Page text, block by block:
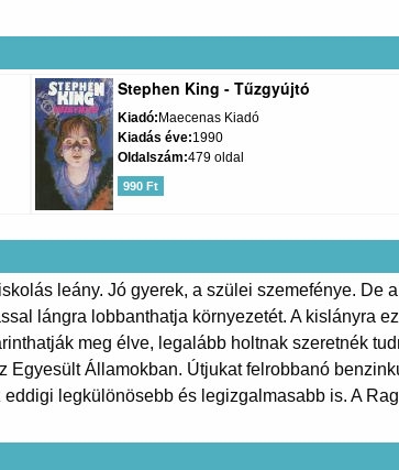
Stephen King - Tűzgyújtó
Kiadó Maecenas Kiadó
Kiadás éve 1990
Oldalszám 479 oldal
990 Ft
leány. Jó gyerek, a szülei szemefénye. De
lángra lobbanthatja környezetét. A kislányra
meg élve, legalább holtnak szeretnék
Egyesült Államokban. Útjukat felrobbanó
legkülönösebb és legizgalmasabb is. A